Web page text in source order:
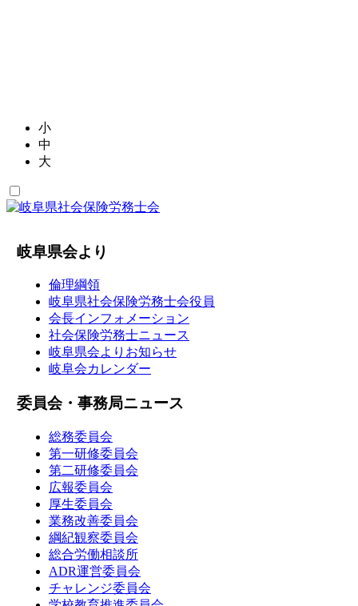
小
中
大
岐阜県会より
倫理綱領
岐阜県社会保険労務士会役員
会長インフォメーション
社会保険労務士ニュース
岐阜県会よりお知らせ
岐阜会カレンダー
委員会・事務局ニュース
総務委員会
第一研修委員会
第二研修委員会
広報委員会
厚生委員会
業務改善委員会
綱紀観察委員会
総合労働相談所
ADR運営委員会
チャレンジ委員会